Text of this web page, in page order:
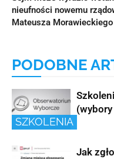
nieufności nowemu
Mateusza Morawieckiego
PODOBNE
SZKOLENIA
Jak